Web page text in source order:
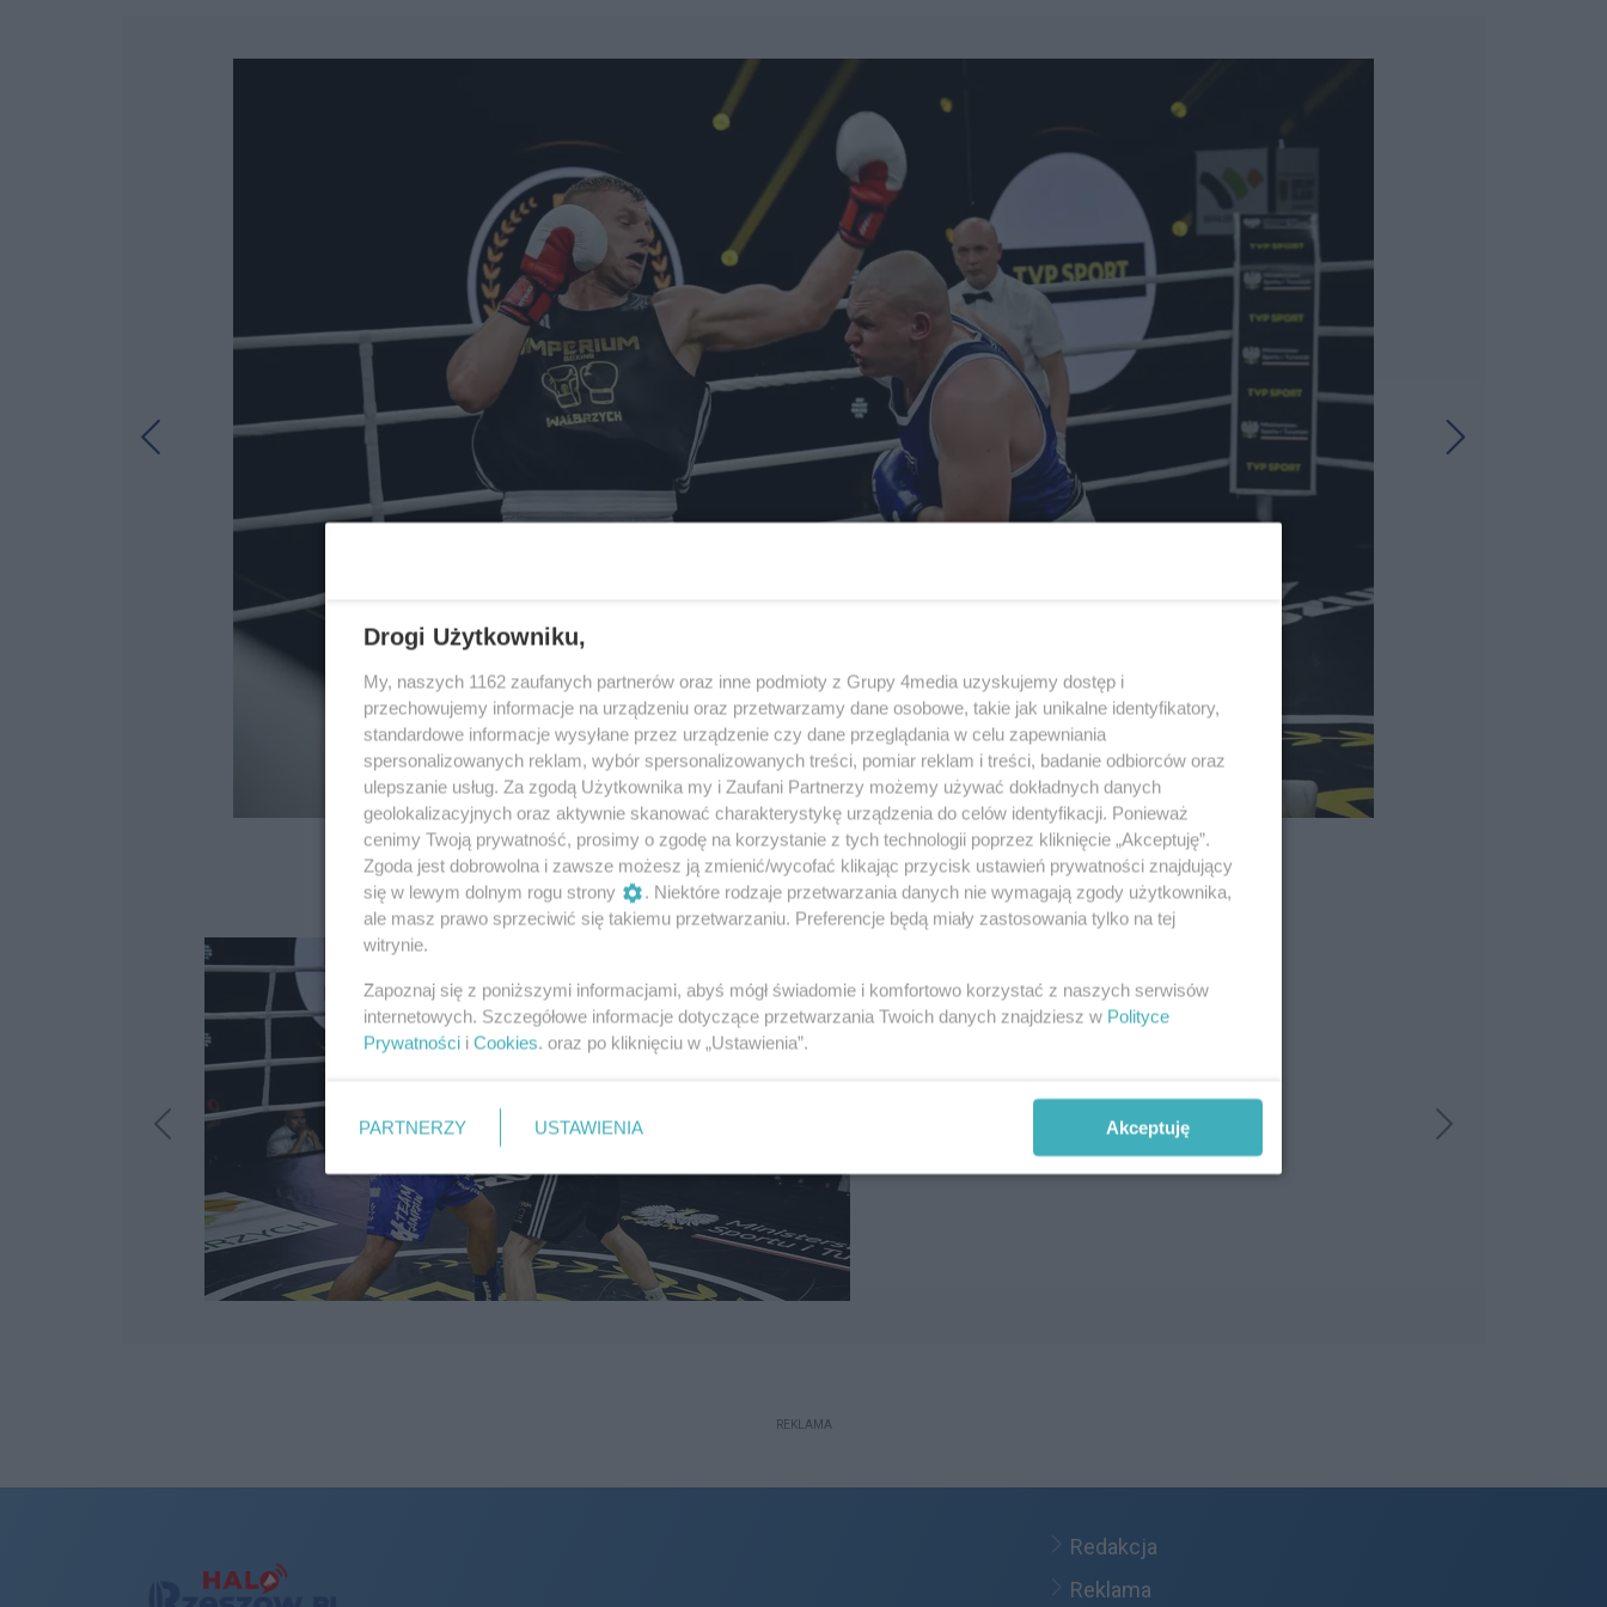
12 / 13
REKLAMA
Redakcja
Reklama
Drogi Użytkowniku,
My, naszych 1162 zaufanych partnerów oraz inne podmioty z Grupy 4media uzyskujemy dostęp i
przechowujemy informacje na urządzeniu oraz przetwarzamy dane osobowe, takie jak unikalne identyfikatory,
standardowe informacje wysyłane przez urządzenie czy dane przeglądania w celu zapewniania
spersonalizowanych reklam, wybór spersonalizowanych treści, pomiar reklam i treści, badanie odbiorców oraz
ulepszanie usług. Za zgodą Użytkownika my i Zaufani Partnerzy możemy używać dokładnych danych
geolokalizacyjnych oraz aktywnie skanować charakterystykę urządzenia do celów identyfikacji. Ponieważ
cenimy Twoją prywatność, prosimy o zgodę na korzystanie z tych technologii poprzez kliknięcie „Akceptuję”.
Zgoda jest dobrowolna i zawsze możesz ją zmienić/wycofać klikając przycisk ustawień prywatności znajdujący
się w lewym dolnym rogu strony
. Niektóre rodzaje przetwarzania danych nie wymagają zgody użytkownika,
ale masz prawo sprzeciwić się takiemu przetwarzaniu. Preferencje będą miały zastosowania tylko na tej
witrynie.
Zapoznaj się z poniższymi informacjami, abyś mógł świadomie i komfortowo korzystać z naszych serwisów
internetowych. Szczegółowe informacje dotyczące przetwarzania Twoich danych znajdziesz w Polityce
Prywatności i Cookies. oraz po kliknięciu w „Ustawienia”.
PARTNERZY USTAWIENIA Akceptuję